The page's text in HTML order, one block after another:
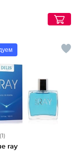
(1)
ray